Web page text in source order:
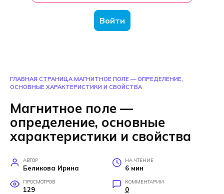
Войти
ГЛАВНАЯ СТРАНИЦА МАГНИТНОЕ ПОЛЕ — ОПРЕДЕЛЕНИЕ,
ОСНОВНЫЕ ХАРАКТЕРИСТИКИ И СВОЙСТВА
Магнитное поле —
определение, основные
характеристики и свойства
АВТОР
Беликова Ирина
НА ЧТЕНИЕ
6 мин
ПРОСМОТРОВ
129
КОММЕНТАРИИ
0